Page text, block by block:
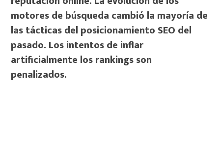
motores de búsqueda cambió la mayoría de
las tácticas del posicionamiento SEO del
pasado. Los intentos de inflar
artificialmente los rankings son
penalizados.